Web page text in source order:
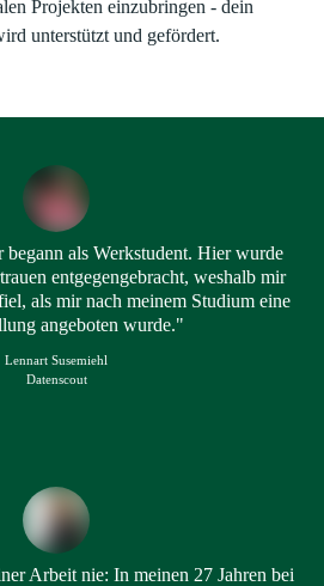
Projekten einzubringen - dein
unterstützt und gefördert.
als Werkstudent. Hier wurde
entgegengebracht, weshalb mir
als mir nach meinem Studium eine
angeboten wurde."
Lennart Susemiehl
Datenscout
Arbeit nie: In meinen 27 Jahren bei